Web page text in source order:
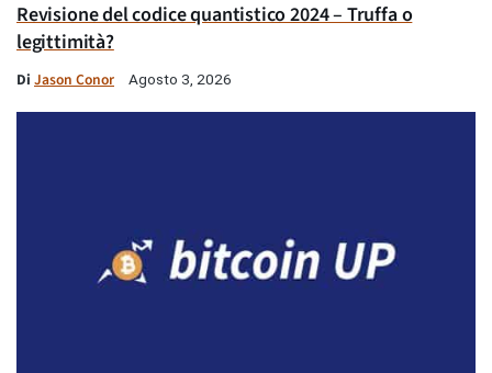
Revisione del codice quantistico 2024 – Truffa o
legittimità?
Di Jason Conor Agosto 3, 2026